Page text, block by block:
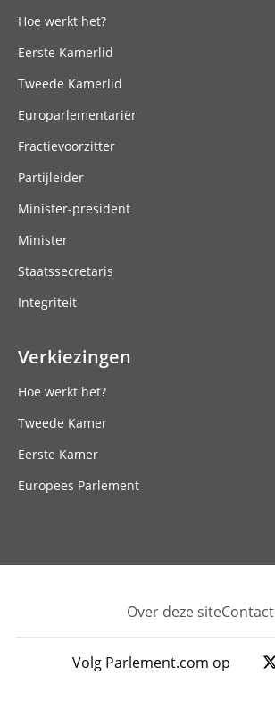
Hoe werkt het?
Eerste Kamerlid
Tweede Kamerlid
Europarlementariër
Fractievoorzitter
Partijleider
Minister-president
Minister
Staatssecretaris
Integriteit
Verkiezingen
Hoe werkt het?
Tweede Kamer
Eerste Kamer
Europees Parlement
Footer
Over deze siteContact
Volg Parlement.com op